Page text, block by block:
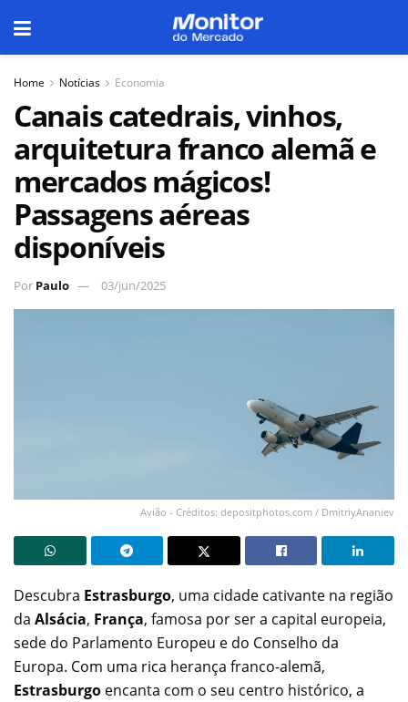
Home Notícias Economia
Canais catedrais, vinhos,
arquitetura franco alemã e
mercados mágicos!
Passagens aéreas
disponíveis
Por Paulo 03/jun/2025
Avião - Créditos: depositphotos.com / DmitriyAnaniev
Descubra Estrasburgo, uma cidade cativante na região
da Alsácia, França, famosa por ser a capital europeia,
sede do Parlamento Europeu e do Conselho da
Europa. Com uma rica herança franco-alemã,
Estrasburgo encanta com o seu centro histórico, a